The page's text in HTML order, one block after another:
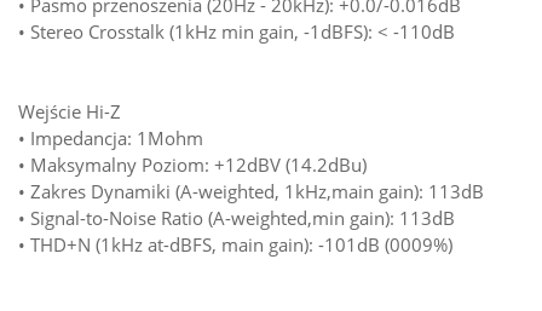
• Pasmo przenoszenia (20Hz - 20kHz): +0.0/-0.016dB
• Stereo Crosstalk (1kHz min gain, -1dBFS): < -110dB
Wejście Hi-Z
• Impedancja: 1Mohm
• Maksymalny Poziom: +12dBV (14.2dBu)
• Zakres Dynamiki (A-weighted, 1kHz,main gain): 113dB
• Signal-to-Noise Ratio (A-weighted,min gain): 113dB
• THD+N (1kHz at-dBFS, main gain): -101dB (0009%)